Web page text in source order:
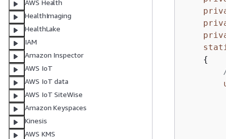
AWS Health
HealthImaging
HealthLake
IAM
Amazon Inspector
AWS IoT
AWS IoT data
AWS IoT SiteWise
Amazon Keyspaces
Kinesis
AWS KMS
{